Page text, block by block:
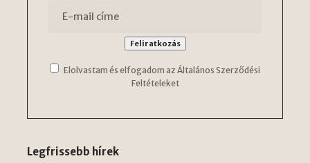
Elolvastam és elfogadom az Általános Szerződési
Feltételeket
Legfrissebb hírek